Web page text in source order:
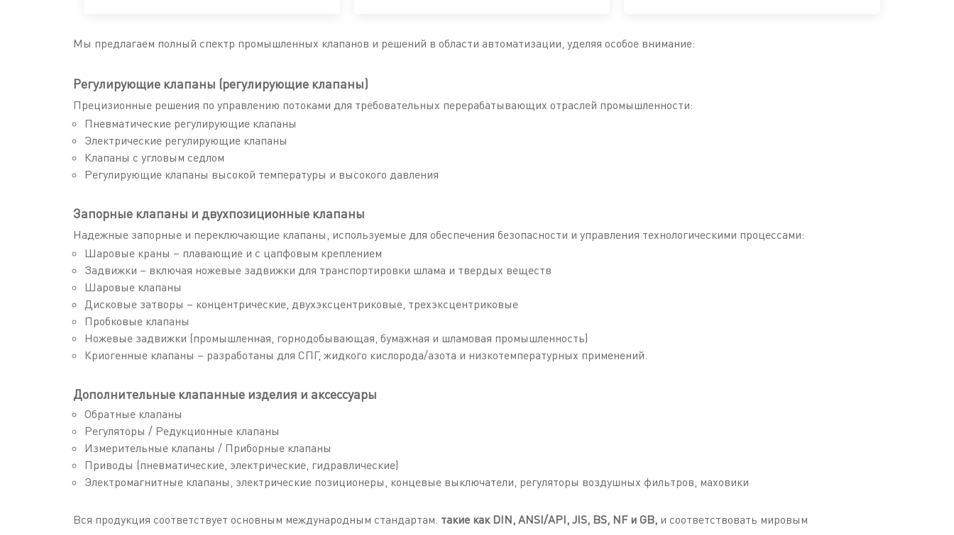
Мы предлагаем полный спектр промышленных клапанов и решений в области автоматизации, уделяя особое внимание:
Регулирующие клапаны (регулирующие клапаны)
Прецизионные решения по управлению потоками для требовательных перерабатывающих отраслей промышленности:
Пневматические регулирующие клапаны
Электрические регулирующие клапаны
Клапаны с угловым седлом
Регулирующие клапаны высокой температуры и высокого давления
Запорные клапаны и двухпозиционные клапаны
Надежные запорные и переключающие клапаны, используемые для обеспечения безопасности и управления технологическими процессами:
Шаровые краны – плавающие и с цапфовым креплением
Задвижки – включая ножевые задвижки для транспортировки шлама и твердых веществ
Шаровые клапаны
Дисковые затворы – концентрические, двухэксцентриковые, трехэксцентриковые
Пробковые клапаны
Ножевые задвижки (промышленная, горнодобывающая, бумажная и шламовая промышленность)
Криогенные клапаны – разработаны для СПГ, жидкого кислорода/азота и низкотемпературных применений.
Дополнительные клапанные изделия и аксессуары
Обратные клапаны
Регуляторы / Редукционные клапаны
Измерительные клапаны / Приборные клапаны
Приводы (пневматические, электрические, гидравлические)
Электромагнитные клапаны, электрические позиционеры, концевые выключатели, регуляторы воздушных фильтров, маховики
Вся продукция соответствует основным международным стандартам. такие как DIN, ANSI/API, JIS, BS, NF и GB, и соответствовать мировым